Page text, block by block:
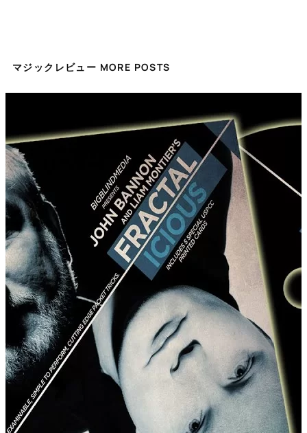
マジックレビュー MORE POSTS